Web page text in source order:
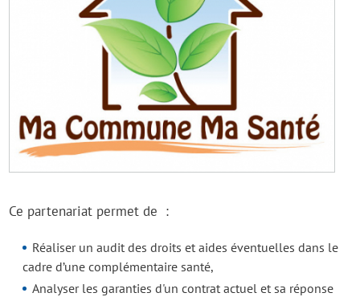
Ce partenariat permet de :
Réaliser un audit des droits et aides éventuelles dans le
cadre d’une complémentaire santé,
Analyser les garanties d'un contrat actuel et sa réponse